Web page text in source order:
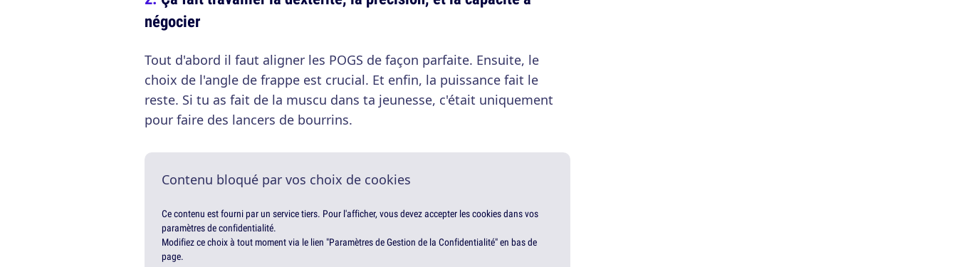
négocier
Tout d'abord il faut aligner les POGS de façon parfaite. Ensuite, le
choix de l'angle de frappe est crucial. Et enfin, la puissance fait le
reste. Si tu as fait de la muscu dans ta jeunesse, c'était uniquement
pour faire des lancers de bourrins.
Contenu bloqué par vos choix de cookies
Ce contenu est fourni par un service tiers. Pour l'afficher, vous devez accepter les cookies dans vos
paramètres de confidentialité.
Modifiez ce choix à tout moment via le lien "Paramètres de Gestion de la Confidentialité" en bas de
page.